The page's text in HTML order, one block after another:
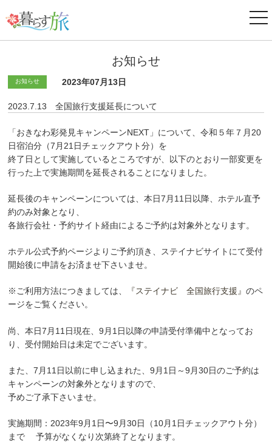
ナ
ビ
お知らせ
お知らせ 2023年07月13日
2023.7.13 全国旅行支援延長について
「おきなわ彩発見キャンペーンNEXT」について、令和５年７月20
日宿泊分（7月21日チェックアウト分）を
終了日として実施しているところですが、以下のとおり一部変更を
行った上で実施期間を延長されることになりました。
延長後のキャンペーンについては、本日7月11日以降、ホテル直予
約のみ対象となり、
各旅行会社・予約サイト経由によるご予約は対象外となります。
ホテル公式予約ページよりご予約頂き、ステイナビサイトにて受付
開始後に申請をお済ませ下さいませ。
※ご利用方法につきましては、 『ステイナビ 全国旅行支援』のペ
ージをご覧ください。
尚、本日7月11日現在、9月1日以降の申請受付準備中となってお
り、受付開始日は未定でございます。
また、7月11日以前に申し込まれた、9月1日～9月30日のご予約は
キャンペーンの対象外となりますので、
予めご了承下さいませ。
実施期間：2023年9月1日〜9月30日（10月1日チェックアウト分）
まで 予算がなくなり次第終了となります。